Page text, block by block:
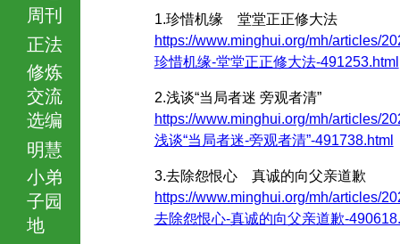
周刊
正法
修炼
交流
选编
明慧
小弟
子园
地
1.珍惜机缘 堂堂正正修大法
https://www.minghui.org/mh/articles/
珍惜机缘-堂堂正正修大法-491253.html
2.浅谈“当局者迷 旁观者清”
https://www.minghui.org/mh/articles/
浅谈“当局者迷-旁观者清”-491738.html
3.去除怨恨心 真诚的向父亲道歉
https://www.minghui.org/mh/articles/
去除怨恨心-真诚的向父亲道歉-